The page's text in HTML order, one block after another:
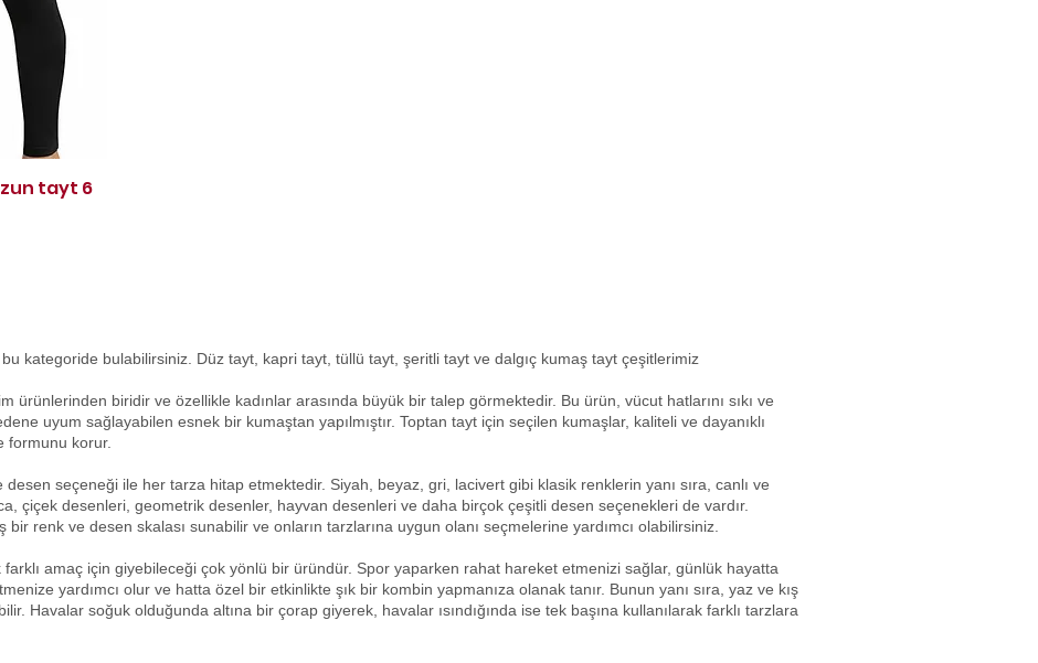
tayt 6
kategoride bulabilirsiniz. Düz tayt, kapri tayt, tüllü tayt, şeritli tayt ve dalgıç kumaş tayt çeşitlerimiz
ürünlerinden biridir ve özellikle kadınlar arasında büyük bir talep görmektedir. Bu ürün, vücut hatlarını sıkı ve
uyum sağlayabilen esnek bir kumaştan yapılmıştır. Toptan tayt için seçilen kumaşlar, kaliteli ve dayanıklı
formunu korur.
desen seçeneği ile her tarza hitap etmektedir. Siyah, beyaz, gri, lacivert gibi klasik renklerin yanı sıra, canlı ve
çiçek desenleri, geometrik desenler, hayvan desenleri ve daha birçok çeşitli desen seçenekleri de vardır.
renk ve desen skalası sunabilir ve onların tarzlarına uygun olanı seçmelerine yardımcı olabilirsiniz.
farklı amaç için giyebileceği çok yönlü bir üründür. Spor yaparken rahat hareket etmenizi sağlar, günlük hayatta
yardımcı olur ve hatta özel bir etkinlikte şık bir kombin yapmanıza olanak tanır. Bunun yanı sıra, yaz ve kış
Havalar soğuk olduğunda altına bir çorap giyerek, havalar ısındığında ise tek başına kullanılarak farklı tarzlara